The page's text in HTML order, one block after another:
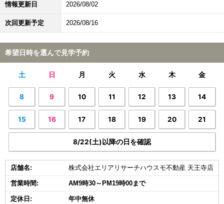
情報更新日 2026/08/02
次回更新予定 2026/08/16
希望日時を選んで見学予約
土 日 月 火 水 木 金
8 9 10 11 12 13 14
15 16 17 18 19 20 21
8/22(土)以降の日を確認
店舗名: 株式会社エリアリサーチハウスモ不動産 天王寺店
営業時間: AM9時30～PM19時00まで
定休日: 年中無休